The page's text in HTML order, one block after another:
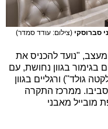
סברוסקי (צילום: עודד סמדר)
"נועד להכניס את
בגימור בגוון נחושת, עם
גולד'') ורגליים בגוון
ממרכז התקרה
מאבני